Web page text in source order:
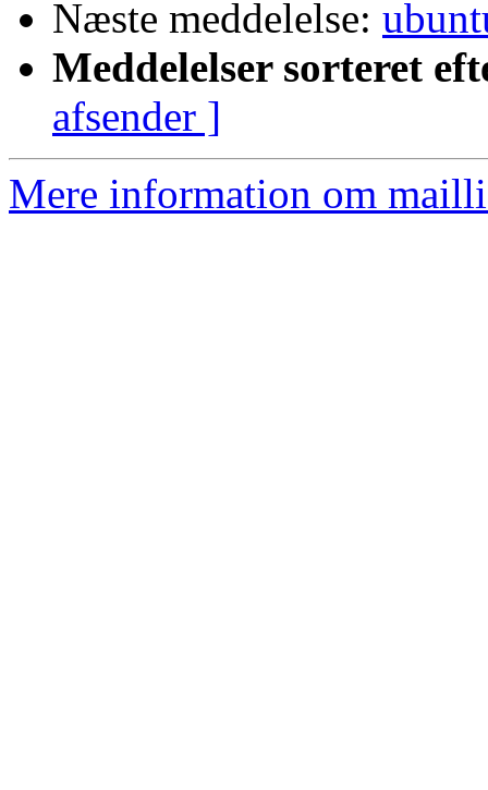
Næste meddelelse:
Meddelelser sorteret
afsender ]
Mere information om